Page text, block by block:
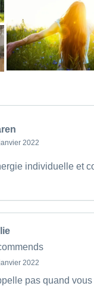
2022
individuelle et
2022
pas quand